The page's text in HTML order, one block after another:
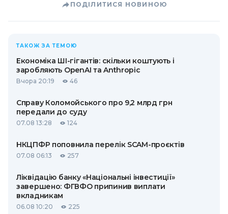
ПОДІЛИТИСЯ НОВИНОЮ
ТАКОЖ ЗА ТЕМОЮ
Економіка ШІ-гігантів: скільки коштують і
заробляють OpenAI та Anthropic
Вчора 20:19 46
Справу Коломойського про 9,2 млрд грн
передали до суду
07.08 13:28 124
НКЦПФР поповнила перелік SCAM-проєктів
07.08 06:13 257
Ліквідацію банку «Національні інвестиції»
завершено: ФГВФО припинив виплати
вкладникам
06.08 10:20 225